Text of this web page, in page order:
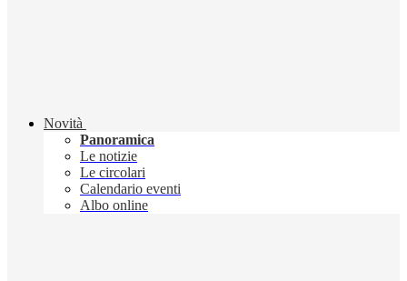
Novità
Panoramica
Le notizie
Le circolari
Calendario eventi
Albo online